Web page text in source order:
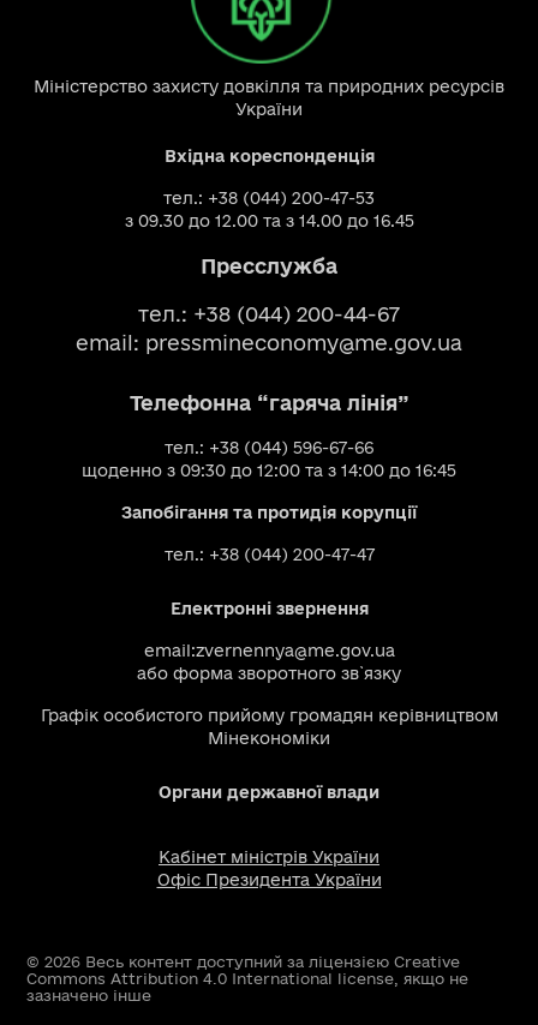
Міністерство захисту довкілля та природних ресурсів
України
Вхідна кореспонденція
тел.: +38 (044) 200-47-53
з 09.30 до 12.00 та з 14.00 до 16.45
Пресслужба
тел.: +38 (044) 200-44-67
email: pressmineconomy@me.gov.ua
Телефонна “гаряча лінія”
тел.: +38 (044) 596-67-66
щоденно з 09:30 до 12:00 та з 14:00 до 16:45
Запобігання та протидія корупції
тел.: +38 (044) 200-47-47
Електронні звернення
email:zvernennya@me.gov.ua
або форма зворотного зв`язку
Графік особистого прийому громадян керівництвом
Мінекономіки
Органи державної влади
Кабінет міністрів України
Офіс Президента України
© 2026 Весь контент доступний за ліцензією Creative
Commons Attribution 4.0 International license, якщо не
зазначено інше